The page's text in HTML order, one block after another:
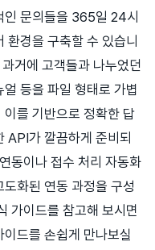
인 문의들을 365일 24시
환경을 구축할 수 있습니
거에 고객들과 나누었던
등을 파일 형태로 가볍
를 기반으로 정확한 답
API가 깔끔하게 준비되
동이나 접수 처리 자동화
화된 연동 과정을 구성
가이드를 참고해 보시면
드를 손쉽게 만나보실